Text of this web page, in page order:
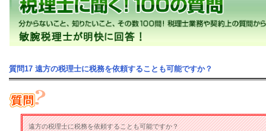
質問17 遠方の税理士に税務を依頼することも可能ですか？
遠方の税理士に税務を依頼することも可能ですか？